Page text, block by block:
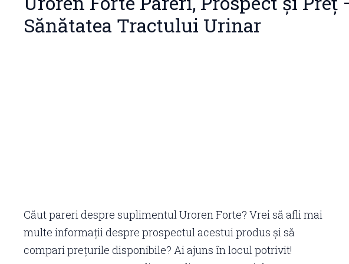
Sănătatea Tractului Urinar
Căut pareri despre suplimentul Uroren Forte? Vrei să afli mai
multe informații despre prospectul acestui produs și să
compari prețurile disponibile? Ai ajuns în locul potrivit!